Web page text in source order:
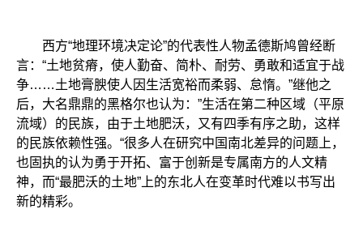
西方“地理环境决定论”的代表性人物孟德斯鸠曾经断
言：“土地贫瘠，使人勤奋、简朴、耐劳、勇敢和适宜于战
争……土地膏腴使人因生活宽裕而柔弱、怠惰。”继他之
后，大名鼎鼎的黑格尔也认为：”生活在第二种区域（平原
流域）的民族，由于土地肥沃，又有四季有序之助，这样
的民族依赖性强。“很多人在研究中国南北差异的问题上，
也固执的认为勇于开拓、富于创新是专属南方的人文精
神，而“最肥沃的土地”上的东北人在变革时代难以书写出
新的精彩。